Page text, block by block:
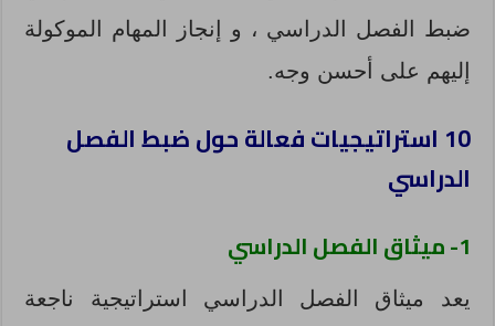
ضبط الفصل الدراسي ، و إنجاز المهام الموكولة
إليهم على أحسن وجه.
10 استراتيجيات فعالة حول ضبط الفصل
الدراسي
1- ميثاق الفصل الدراسي
يعد ميثاق الفصل الدراسي استراتيجية ناجعة